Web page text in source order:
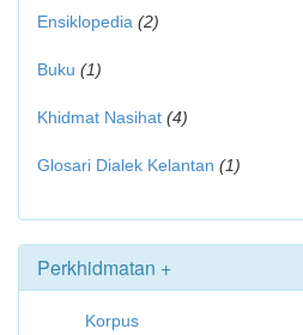
Ensiklopedia (2)
Buku (1)
Khidmat Nasihat (4)
Glosari Dialek Kelantan (1)
Perkhidmatan +
Korpus